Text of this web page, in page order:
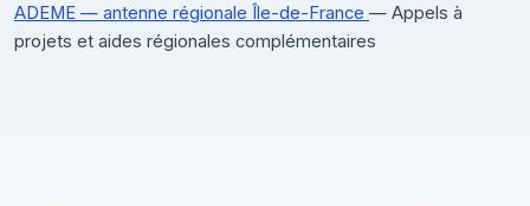
ADEME — antenne régionale Île-de-France — Appels à
projets et aides régionales complémentaires